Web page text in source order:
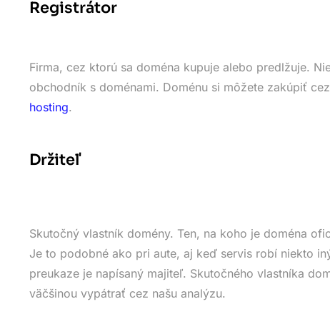
Registrátor
Firma, cez ktorú sa doména kupuje alebo predlžuje.
obchodník s doménami. Doménu si môžete zakúpiť cez
hosting.
Držiteľ
Skutočný vlastník domény. Ten, na koho je doména
Je to podobné ako pri aute, aj keď servis robí niekto
preukaze je napísaný majiteľ. Skutočného vlastníka
väčšinou vypátrať cez našu analýzu.